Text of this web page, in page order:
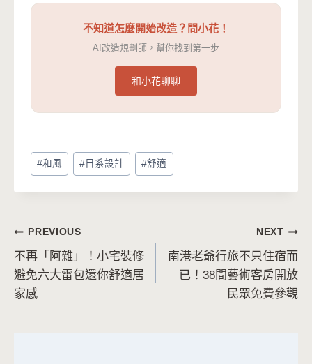
不知道怎麼開始改造？問小花！
AI改造規劃師，幫你找到第一步
和小花聊聊
Post
Tags:
#和風 # 日系設計 #舒適
文
章
導
PREVIOUS
不再「阿雜」！小宅裝修
避免六大雷包還你舒適居
家感
NEXT
南港老爺行旅不只住宿而
已！38間藝術客房開放
民眾免費參觀